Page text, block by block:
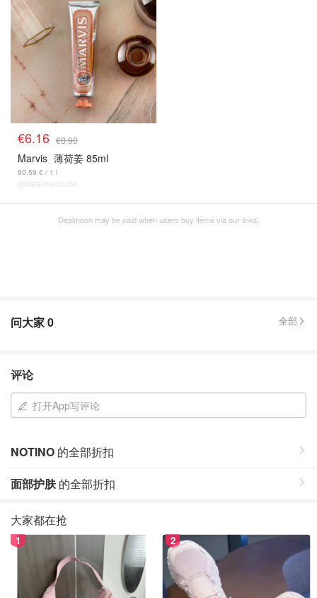
€6.16 €8.90
Marvis 薄荷姜 85ml
90.59 € / 1 l
@dealmoon.de
Dealmoon may be paid when users buy items via our links.
问大家0 全部
评论
打开App写评论
NOTINO 的全部折扣
面部护肤的全部折扣
大家都在抢
1 2